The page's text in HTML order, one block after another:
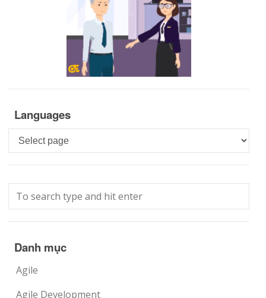
Languages
Languages
Danh mục
Agile
Agile Development